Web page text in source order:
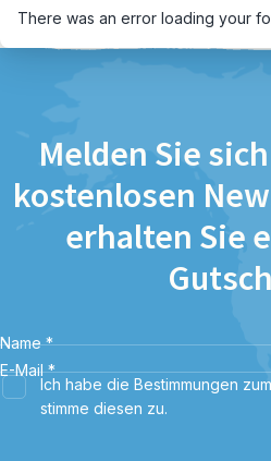
There was an error loading your
Melden Sie
kostenlosen
erhalten Sie
Name *
E-Mail *
Ich habe die Bestimmungen zum
stimme diesen zu.